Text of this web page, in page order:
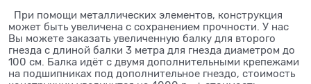
При помощи металлических элементов, конструкция
может быть увеличена с сохранением прочности. У нас
Вы можете заказать увеличенную балку для второго
гнезда с длиной балки 3 метра для гнезда диаметром до
100 см. Балка идёт с двумя дополнительными крепежами
на подшипниках под дополнительное гнездо, стоимость